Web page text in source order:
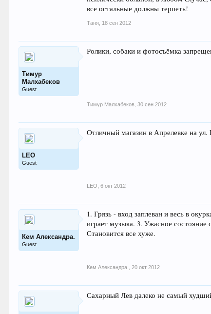
все остальные должны терпеть!
Таня 18 сен 2012
Тимур
Малхабеков
Guest
Ролики, собаки и фотосъёмка
Тимур Малхабеков 30 сен 2012
LEO
Guest
Отличный магазин в Апрелевке на
LEO 6 окт 2012
Кем Александра.
Guest
1. Грязь - вход заплеван и весь в
играет музыка. 3. Ужасное
Становится все хуже.
Кем Александра. 20 окт 2012
Сахарный Лев далеко не самый